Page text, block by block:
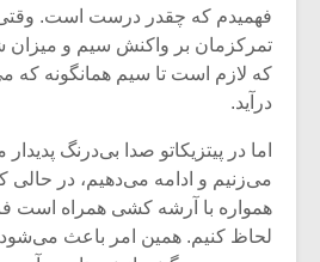
فهمیدم که چقدر درست است.
تمرکزمان بر واکنش سیم و
که لازم است تا سیم همانگونه که
درآید.
اما در پیتزیکاتو صدا بی‌درنگ
می‌زنیم و ادامه می‌دهیم، در حالی
همواره با آرشه کشی همراه است
لحاظ کنیم. همین امر باعث می‌شود